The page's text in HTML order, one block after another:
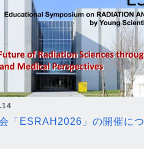
「ESRAH2026」の開催につ